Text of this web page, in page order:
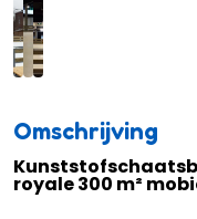
Omschrijving
royale 300 m²